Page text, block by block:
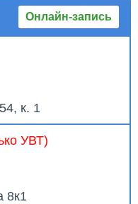
Онлайн-запись
к. 1
УВТ)
8к1